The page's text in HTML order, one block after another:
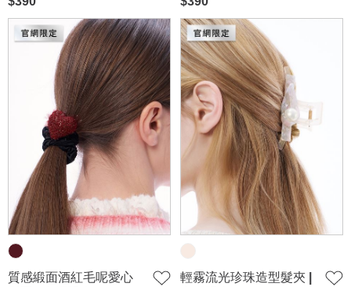
質感緞面酒紅毛呢愛心
輕霧流光珍珠造型髮夾 |